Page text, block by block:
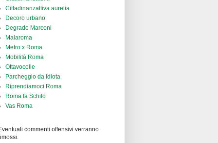
Cittadinanzattiva aurelia
Decoro urbano
Degrado Marconi
Malaroma
Metro x Roma
Mobilità Roma
Ottavocolle
Parcheggio da idiota
Riprendiamoci Roma
Roma fa Schifo
Vas Roma
commenti offensivi verranno